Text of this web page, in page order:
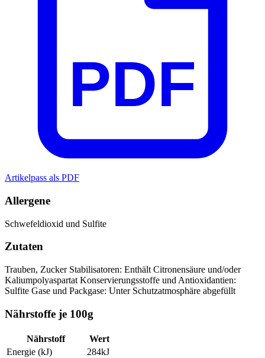
PDF
Artikelpass als PDF
Allergene
Schwefeldioxid und Sulfite
Zutaten
Trauben, Zucker Stabilisatoren: Enthält Citronensäure und/oder
Kaliumpolyaspartat Konservierungsstoffe und Antioxidantien:
Sulfite Gase und Packgase: Unter Schutzatmosphäre abgefüllt
Nährstoffe je 100g
Nährstoff
Wert
Energie (kJ)
284kJ